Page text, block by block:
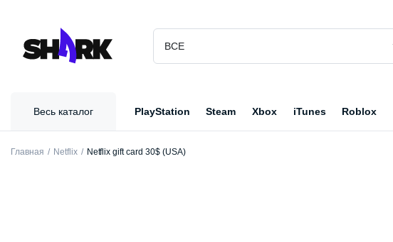
Весь каталог PlayStation Steam Xbox iTunes Roblox
Главная Netflix Netflix gift card 30$ (USA)